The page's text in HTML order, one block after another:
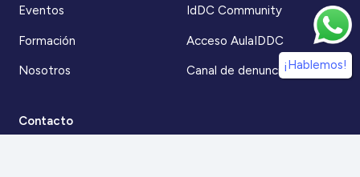
Eventos
Formación
Nosotros
IdDC Community
Acceso AulaIDDC
Canal de denuncias
Contacto
¡Hablemos!